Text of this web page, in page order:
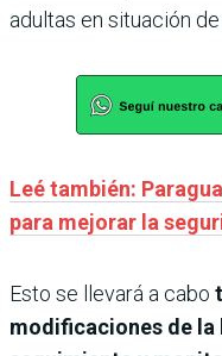
adultas en situación de
Leé también:
para mejorar la
Esto se llevará a cabo
modificaciones de la